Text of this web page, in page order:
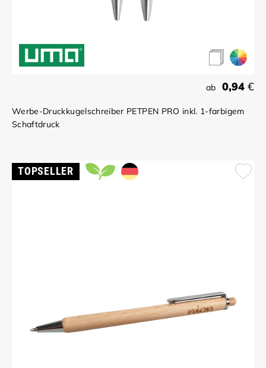
ab 0,94 €
Werbe-Druckkugelschreiber PETPEN PRO inkl. 1-farbigem
Schaftdruck
TOPSELLER